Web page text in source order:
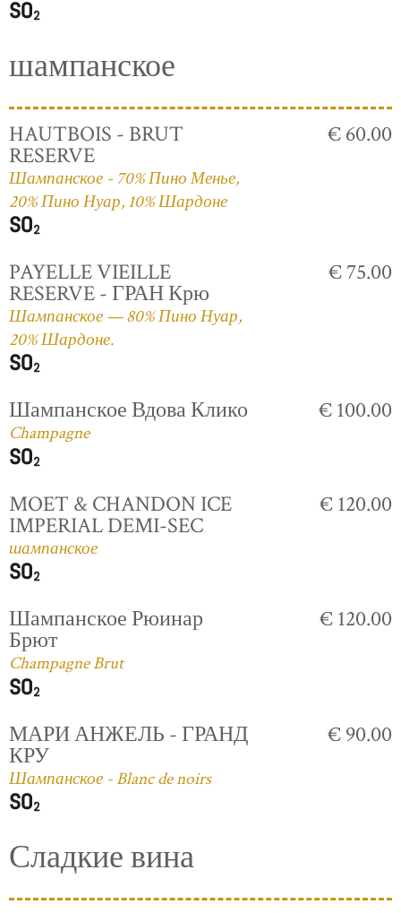
шампанское
HAUTBOIS - BRUT
RESERVE
Шампанское - 70% Пино Менье,
20% Пино Нуар, 10% Шардоне
€ 60.00
PAYELLE VIEILLE
RESERVE - ГРАН Крю
Шампанское — 80% Пино Нуар,
20% Шардоне.
€ 75.00
Шампанское Вдова Клико
Champagne
€ 100.00
MOET & CHANDON ICE
IMPERIAL DEMI-SEC
шампанское
€ 120.00
Шампанское Рюинар
Брют
Champagne Brut
€ 120.00
МАРИ АНЖЕЛЬ - ГРАНД
КРУ
Шампанское - Blanc de noirs
€ 90.00
Сладкие вина